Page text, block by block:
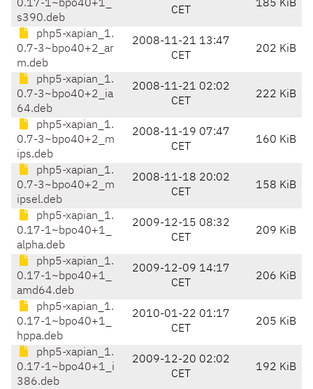
0.17-1~bpo40+1_
s390.deb
CET
185 KiB
php5-xapian_1.
0.7-3~bpo40+2_ar
m.deb
2008-11-21 13:47
CET
202 KiB
php5-xapian_1.
0.7-3~bpo40+2_ia
64.deb
2008-11-21 02:02
CET
222 KiB
php5-xapian_1.
0.7-3~bpo40+2_m
ips.deb
2008-11-19 07:47
CET
160 KiB
php5-xapian_1.
0.7-3~bpo40+2_m
ipsel.deb
2008-11-18 20:02
CET
158 KiB
php5-xapian_1.
0.17-1~bpo40+1_
alpha.deb
2009-12-15 08:32
CET
209 KiB
php5-xapian_1.
0.17-1~bpo40+1_
amd64.deb
2009-12-09 14:17
CET
206 KiB
php5-xapian_1.
0.17-1~bpo40+1_
hppa.deb
2010-01-22 01:17
CET
205 KiB
php5-xapian_1.
0.17-1~bpo40+1_i
386.deb
2009-12-20 02:02
CET
192 KiB